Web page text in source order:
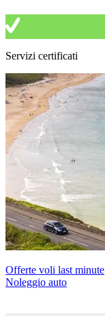
Servizi certificati
Offerte voli last minute
Noleggio auto